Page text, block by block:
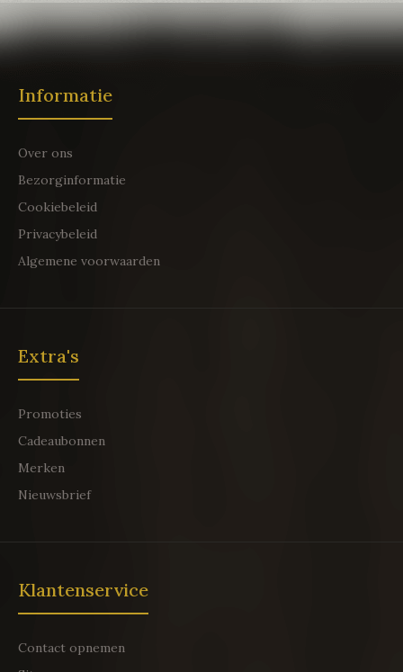
Informatie
Over ons
Bezorginformatie
Cookiebeleid
Privacybeleid
Algemene voorwaarden
Extra's
Promoties
Cadeaubonnen
Merken
Nieuwsbrief
Klantenservice
Contact opnemen